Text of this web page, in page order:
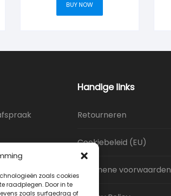
zoals cookies
raadplegen. Door in te
zoals surfgedrag of
BUY NOW
Soest
Handige links
Retourneren
Cookiebeleid (EU)
Algemene voorwaarden